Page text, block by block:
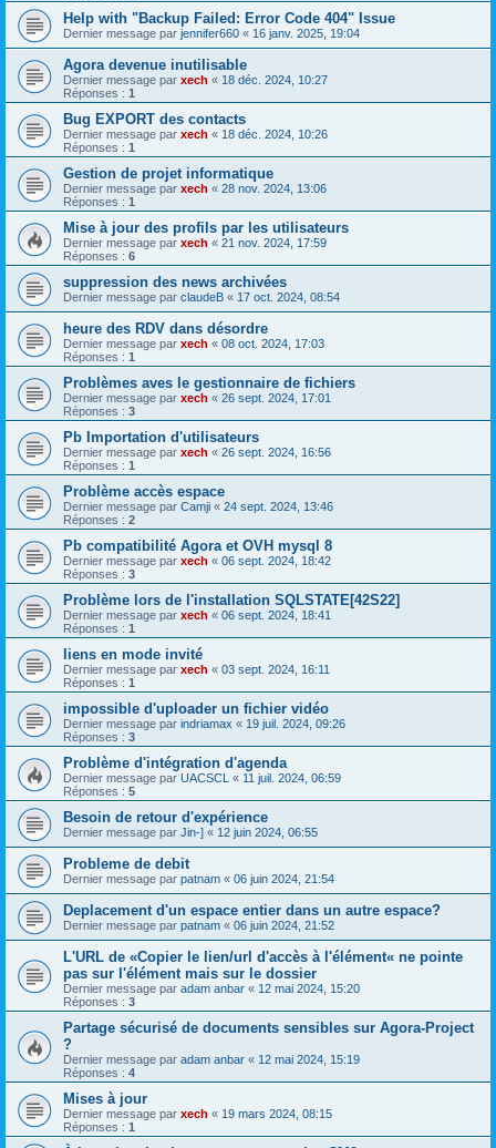
Help with "Backup Failed: Error Code 404" Issue
Dernier message par jennifer660 « 16 janv. 2025, 19:04
Agora devenue inutilisable
Dernier message par xech « 18 déc. 2024, 10:27
Réponses : 1
Bug EXPORT des contacts
Dernier message par xech « 18 déc. 2024, 10:26
Réponses : 1
Gestion de projet informatique
Dernier message par xech « 28 nov. 2024, 13:06
Réponses : 1
Mise à jour des profils par les utilisateurs
Dernier message par xech « 21 nov. 2024, 17:59
Réponses : 6
suppression des news archivées
Dernier message par claudeB « 17 oct. 2024, 08:54
heure des RDV dans désordre
Dernier message par xech « 08 oct. 2024, 17:03
Réponses : 1
Problèmes aves le gestionnaire de fichiers
Dernier message par xech « 26 sept. 2024, 17:01
Réponses : 3
Pb Importation d'utilisateurs
Dernier message par xech « 26 sept. 2024, 16:56
Réponses : 1
Problème accès espace
Dernier message par Camji « 24 sept. 2024, 13:46
Réponses : 2
Pb compatibilité Agora et OVH mysql 8
Dernier message par xech « 06 sept. 2024, 18:42
Réponses : 3
Problème lors de l'installation SQLSTATE[42S22]
Dernier message par xech « 06 sept. 2024, 18:41
Réponses : 1
liens en mode invité
Dernier message par xech « 03 sept. 2024, 16:11
Réponses : 1
impossible d'uploader un fichier vidéo
Dernier message par indriamax « 19 juil. 2024, 09:26
Réponses : 3
Problème d'intégration d'agenda
Dernier message par UACSCL « 11 juil. 2024, 06:59
Réponses : 5
Besoin de retour d'expérience
Dernier message par Jin-] « 12 juin 2024, 06:55
Probleme de debit
Dernier message par patnam « 06 juin 2024, 21:54
Deplacement d'un espace entier dans un autre espace?
Dernier message par patnam « 06 juin 2024, 21:52
L'URL de «Copier le lien/url d'accès à l'élément« ne pointe
pas sur l'élément mais sur le dossier
Dernier message par adam anbar « 12 mai 2024, 15:20
Réponses : 3
Partage sécurisé de documents sensibles sur Agora-Project
?
Dernier message par adam anbar « 12 mai 2024, 15:19
Réponses : 4
Mises à jour
Dernier message par xech « 19 mars 2024, 08:15
Réponses : 1